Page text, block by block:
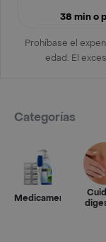
38 min o
Prohíbase el
edad. El
Categorías
Medicamentos